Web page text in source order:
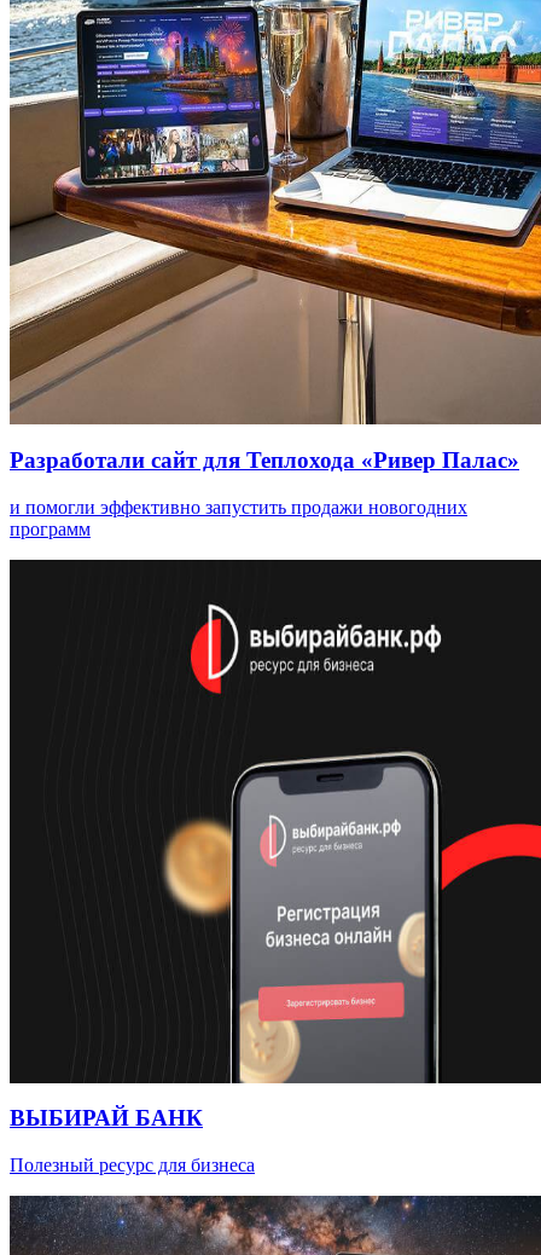
Разработали сайт для Теплохода «Ривер Палас»
и помогли эффективно запустить продажи новогодних
программ
ВЫБИРАЙ БАНК
Полезный ресурс для бизнеса